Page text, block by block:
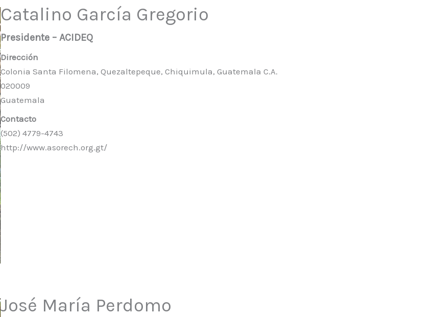
Catalino García Gregorio
Presidente – ACIDEQ
Dirección
Colonia Santa Filomena, Quezaltepeque, Chiquimula, Guatemala C.A.
020009
Guatemala
Contacto
(502) 4779-4743
http://www.asorech.org.gt/
José María Perdomo